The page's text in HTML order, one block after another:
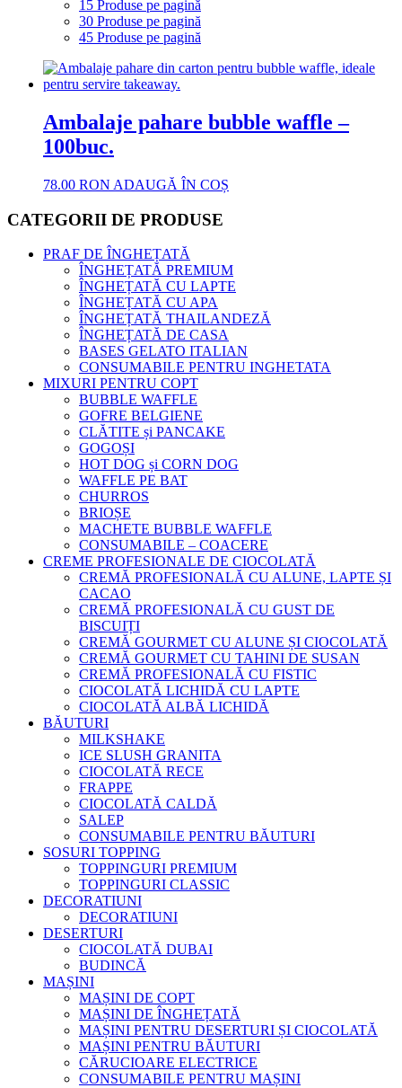
15 Produse pe pagină
30 Produse pe pagină
45 Produse pe pagină
Ambalaje pahare bubble waffle –
100buc.
78.00 RON ADAUGĂ ÎN COȘ
CATEGORII DE PRODUSE
PRAF DE ÎNGHEȚATĂ
ÎNGHEȚATĂ PREMIUM
ÎNGHEȚATĂ CU LAPTE
ÎNGHEȚATĂ CU APA
ÎNGHEȚATĂ THAILANDEZĂ
ÎNGHEȚATĂ DE CASA
BASES GELATO ITALIAN
CONSUMABILE PENTRU INGHETATA
MIXURI PENTRU COPT
BUBBLE WAFFLE
GOFRE BELGIENE
CLĂTITE și PANCAKE
GOGOȘI
HOT DOG și CORN DOG
WAFFLE PE BAT
CHURROS
BRIOȘE
MACHETE BUBBLE WAFFLE
CONSUMABILE – COACERE
CREME PROFESIONALE DE CIOCOLATĂ
CREMĂ PROFESIONALĂ CU ALUNE, LAPTE ȘI
CACAO
CREMĂ PROFESIONALĂ CU GUST DE
BISCUIȚI
CREMĂ GOURMET CU ALUNE ȘI CIOCOLATĂ
CREMĂ GOURMET CU TAHINI DE SUSAN
CREMĂ PROFESIONALĂ CU FISTIC
CIOCOLATĂ LICHIDĂ CU LAPTE
CIOCOLATĂ ALBĂ LICHIDĂ
BĂUTURI
MILKSHAKE
ICE SLUSH GRANITA
CIOCOLATĂ RECE
FRAPPE
CIOCOLATĂ CALDĂ
SALEP
CONSUMABILE PENTRU BĂUTURI
SOSURI TOPPING
TOPPINGURI PREMIUM
TOPPINGURI CLASSIC
DECORATIUNI
DECORATIUNI
DESERTURI
CIOCOLATĂ DUBAI
BUDINCĂ
MAȘINI
MAȘINI DE COPT
MAȘINI DE ÎNGHEȚATĂ
MAȘINI PENTRU DESERTURI ȘI CIOCOLATĂ
MAȘINI PENTRU BĂUTURI
CĂRUCIOARE ELECTRICE
CONSUMABILE PENTRU MAȘINI